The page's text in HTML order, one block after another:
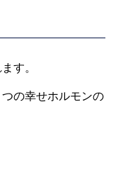
す。
の幸せホルモンの